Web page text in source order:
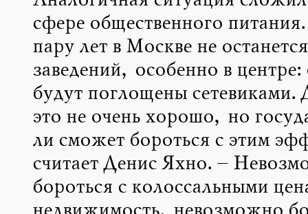
сфере общественного
пару лет в Москве не
заведений, особенно в центре:
будут поглощены сетевиками.
это не очень хорошо, но
ли сможет бороться с этим
считает Денис Яхно. –
бороться с колоссальными